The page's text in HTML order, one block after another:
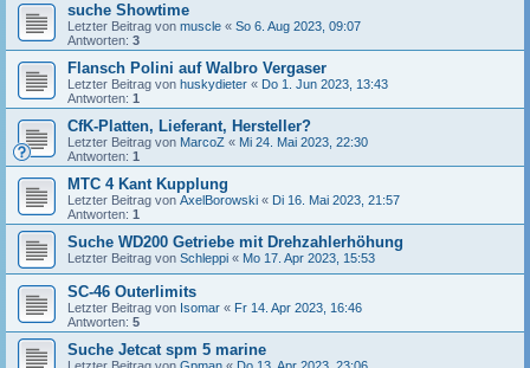
suche Showtime
Letzter Beitrag von muscle « So 6. Aug 2023, 09:07
Antworten: 3
Flansch Polini auf Walbro Vergaser
Letzter Beitrag von huskydieter « Do 1. Jun 2023, 13:43
Antworten: 1
CfK-Platten, Lieferant, Hersteller?
Letzter Beitrag von MarcoZ « Mi 24. Mai 2023, 22:30
Antworten: 1
MTC 4 Kant Kupplung
Letzter Beitrag von AxelBorowski « Di 16. Mai 2023, 21:57
Antworten: 1
Suche WD200 Getriebe mit Drehzahlerhöhung
Letzter Beitrag von Schleppi « Mo 17. Apr 2023, 15:53
SC-46 Outerlimits
Letzter Beitrag von Isomar « Fr 14. Apr 2023, 16:46
Antworten: 5
Suche Jetcat spm 5 marine